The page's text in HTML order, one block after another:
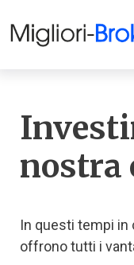
nostra
In questi tempi
offrono tutti i